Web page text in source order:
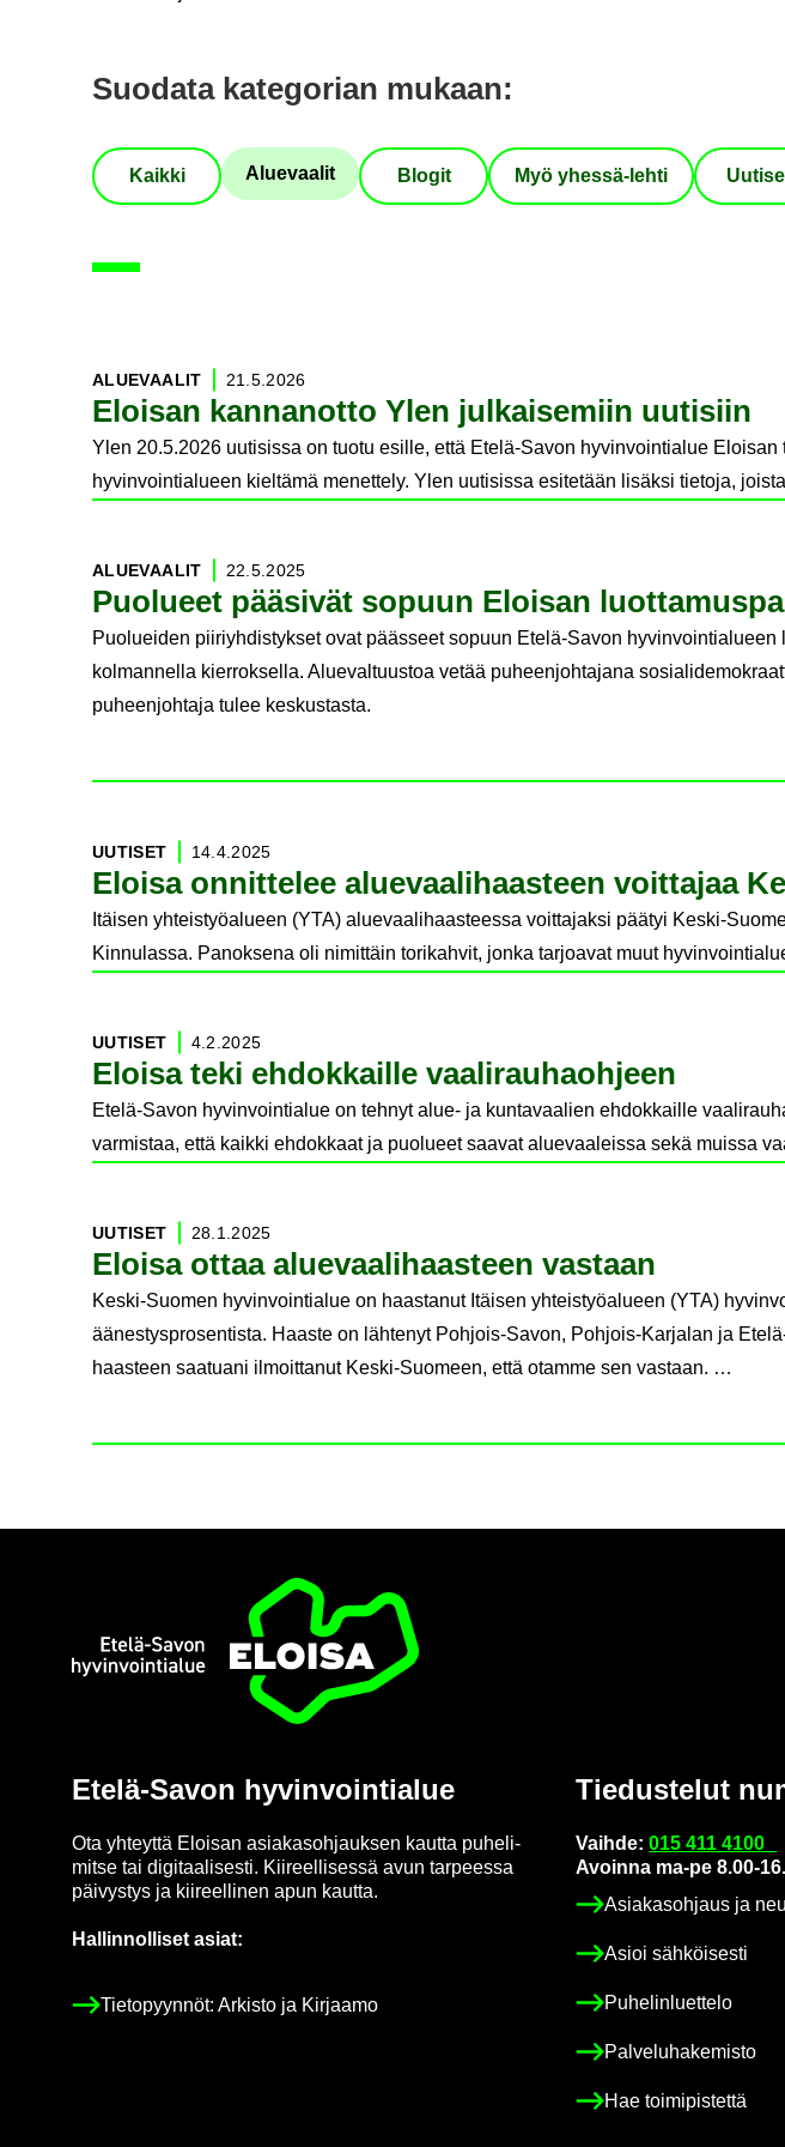
Suo­da­ta ka­te­go­rian mu­kaan:
Kaik­ki Alue­vaa­lit Blo­git Myö yhessä-​lehti
Eloi­san kan­nan­ot­to Ylen jul­kai­se­miin uu­ti­siin
ALUE­VAA­LIT 21.5.2026
Ylen 20.5.2026 uutisissa on tuotu esille, että Etelä-Savon hyvinvointialue
hyvinvointialueen kieltämä menettely. Ylen uutisissa esitetään lisäksi tietoja,
Puo­lu­eet pää­si­vät so­puun Eloi­san
ALUE­VAA­LIT 22.5.2025
Puolueiden piiriyhdistykset ovat päässeet sopuun Etelä-Savon
kolmannella kierroksella. Aluevaltuustoa vetää puheenjohtajana
puheenjohtaja tulee keskustasta.
Eloi­sa on­nit­te­lee alue­vaa­li­haas­teen voit­ta­jaa
UU­TI­SET 14.4.2025
Itäisen yhteistyöalueen (YTA) aluevaalihaasteessa voittajaksi päätyi Keski-
Kinnulassa. Panoksena oli nimittäin torikahvit, jonka tarjoavat muut
Eloi­sa teki eh­dok­kail­le vaa­li­rau­haoh­jeen
UU­TI­SET 4.2.2025
Etelä-Savon hyvinvointialue on tehnyt alue- ja kuntavaalien ehdokkaille
varmistaa, että kaikki ehdokkaat ja puolueet saavat aluevaaleissa sekä muissa
Eloi­sa ottaa alue­vaa­li­haas­teen vas­taan
UU­TI­SET 28.1.2025
Keski-Suomen hyvinvointialue on haastanut Itäisen yhteistyöalueen (YTA)
äänestysprosentista. Haaste on lähtenyt Pohjois-Savon, Pohjois-Karjalan ja
haasteen saatuani ilmoittanut Keski-Suomeen, että otamme sen vastaan. …
Etusi­vu
Etelä-​Savon hy­vin­voin­tia­lue
Ota yh­teyt­tä Eloi­san asia­kas­oh­jauk­sen kaut­ta pu­he­li­
mit­se tai di­gi­taa­li­ses­ti. Kii­reel­li­ses­sä avun tar­pees­sa
päi­vys­tys ja kii­reel­li­nen apun kaut­ta.
Hal­lin­nol­li­set asiat:
Tie­to­pyyn­nöt: Ar­kis­to ja Kir­jaa­mo
Tie­dus­te­lut
Vaih­de:015 411 4100
Avoin­na ma-pe 8.00-
Asia­kas­oh­jaus ja
Asioi säh­köi­ses­ti
Pu­he­lin­luet­te­lo
Pal­ve­lu­ha­ke­mis­to
Hae toi­mi­pis­tet­tä